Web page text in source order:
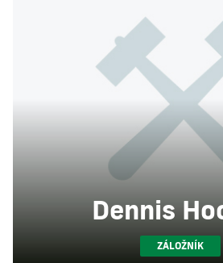
Dennis
ZÁLOŽNÍK